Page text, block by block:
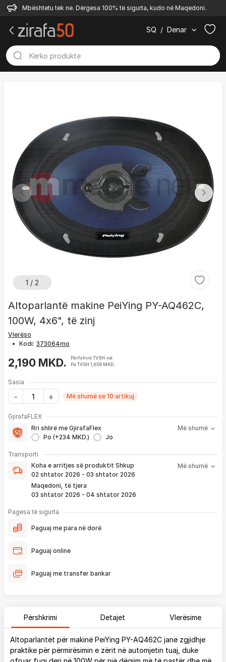
Mbështetu tek ne. Dërgesa 100% të sigurta, kudo në Maqedoni.
SQ / Denar
1 / 2
Altoparlantë makine PeiYing PY-AQ462C,
100W, 4x6", të zinj
Vlerëso
• Kodi:
2,190 MKD.
Përfshirë TVSH-në
Pa TVSH 1,856 MKD.
Sasia
Më shumë se 10 artikuj
GjirafaFLEX
Rri shlirë me GjirafaFlex
Po (+234 MKD.)
Jo
Më shumë
-Prioritet
1 viti nga blerja
- Kontakt brenda24 hpër servisim, zëvendësim apo kthim
pagesë
Transporti
Koha e arritjes së produktit Shkup
02 shtator 2026 - 03 shtator 2026
Maqedoni, të tjera
03 shtator 2026 - 04 shtator 2026
Më shumë
Koha e arritjes së produktit nënkupton periudhën prej kur
bëhet verifikimi i porosisë suaj, dhe njoftimit për verifikim
që ju e pranoni përmes email-it apo SMS-it.
Nëse porosia bëhet tani, produkti arrin sipas afatit kohor të
vendosur më lartë. Ju do të njoftoheni në vazhdimësi
përfshirë momentin kur produkti arrin në depon tonë, dhe
më lartë. Ju lusim të keni parasysh që festat ndërkombëtare ndikojnë që
liferimi të shtyhet për rreth 2 ditë.
Pagesa të sigurta
Paguaj me para në dorë
Paguaj online
Paguaj me transfer bankar
Përshkrimi Detajet Vlerësime
Altoparlantët për makinë PeiYing PY-AQ462C janë zgjidhje
praktike për përmirësimin e zërit në automjetin tuaj, duke